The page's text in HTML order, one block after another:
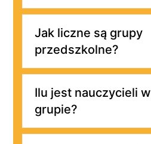
Jak liczne są grupy
przedszkolne?
Ilu jest nauczycieli w
grupie?